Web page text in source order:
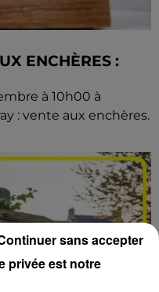
ENCHÈRES :
à 10h00 à
: vente aux enchères.
privée est notre
sans accepter